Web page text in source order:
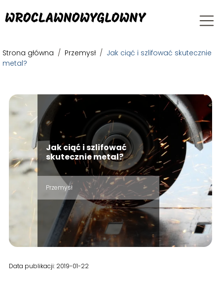
Strona główna / Przemysł / Jak ciąć i szlifować skutecznie
metal?
Jak ciąć i szlifować
skutecznie metal?
Przemysł
Data publikacji: 2019-01-22